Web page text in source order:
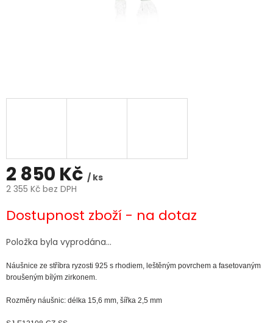
2 850 Kč / ks
2 355 Kč bez DPH
cena:
Dostupnost zboží - na dotaz
Položka byla vyprodána…
Náušnice ze stříbra ryzosti 925 s rhodiem, leštěným povrchem a fasetovaným
broušeným bílým zirkonem.
Rozměry náušnic: délka 15,6 mm, šířka 2,5 mm